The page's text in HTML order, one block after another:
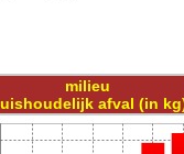
milieu
afval (in